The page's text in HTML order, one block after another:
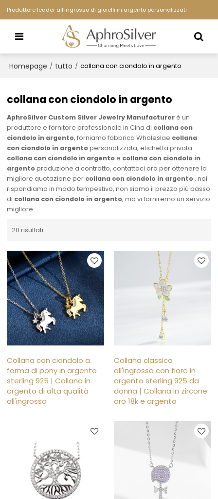
Produttore leader all'ingrosso di gioielli in argento personalizzati
Homepage / tutto / collana con ciondolo in argento
collana con ciondolo in argento
AphroSilver Custom Silver Jewelry Manufacturerè un
produttore e fornitore professionale in Cina di collana con
ciondolo in argento, forniamo fabbrica Wholeslae collana
con ciondolo in argentopersonalizzata, etichetta privata
collana con ciondolo in argentoe collana con ciondolo in
argentoproduzione a contratto, contattaci ora per ottenere la
migliore quotazione per collana con ciondolo in argento, noi
rispondiamo in modo tempestivo, non siamo il prezzo più basso
di collana con ciondolo in argento, ma vi forniremo un servizio
migliore.
20 risultati
Collana con ciondolo a
forma di pony in argento
sterling 925 | Collana in
argento di alta qualità
all'ingrosso
Collana classica
all'ingrosso con fiore in
argento sterling 925 da
donna | Collana in zircone
oro 18k e argento